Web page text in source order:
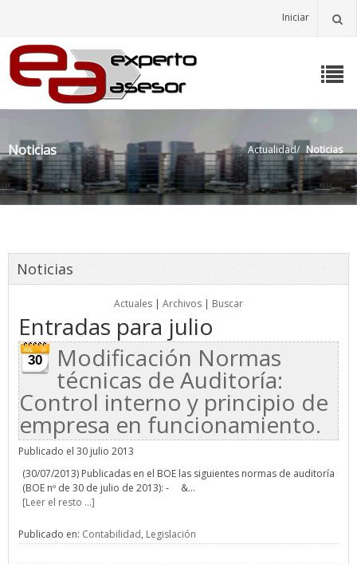
Iniciar
Noticias Actualidad/ Noticias
Noticias
Actuales | Archivos | Buscar
Entradas para julio
30 Modificación Normas
técnicas de Auditoría:
Control interno y principio de
empresa en funcionamiento.
Publicado el 30 julio 2013
(30/07/2013) Publicadas en el BOE las siguientes normas de auditoría
(BOE nº de 30 de julio de 2013): - &...
[Leer el resto ...]
Publicado en: Contabilidad, Legislación